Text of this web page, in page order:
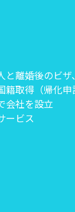
と離婚後のビ
籍取得（帰化申
会社を設立
ービス